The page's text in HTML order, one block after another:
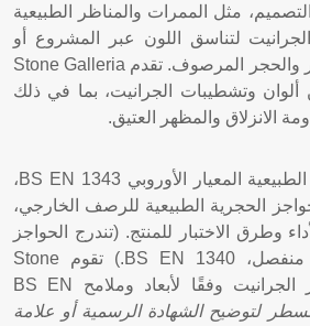
مثل الممرات والمناظر الطبيعية
الجرانيت لتناسق اللون عبر المشروع أو
لمطابقة الرصف المجاور والحجر المرصوف. تقدم Stone Galleria
وتشطيبات الجرانيت، بما في ذلك
الانزلاق والمظهر العتيق.
تغطي الحواجز الحجرية الطبيعية المعيار الأوروبي BS EN 1343،
الحجرية الطبيعية للرصف الخارجي،
وطرق الاختبار للمنتج. (تندرج الحواجز
الخرسانية تحت معيار منفصل، BS EN 1340.) تقوم Stone
Galleria بتصنيع حواجز الجرانيت وفقًا لأبعاد وملامح BS EN
لتوضيح الشهادة الرسمية أو علامة